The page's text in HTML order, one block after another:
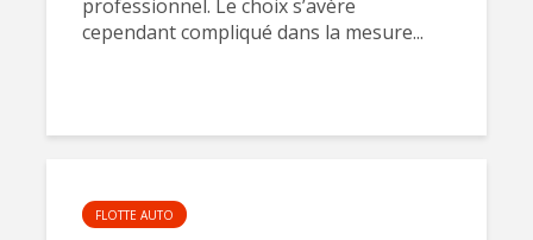
professionnel. Le choix s’avère
cependant compliqué dans la mesure...
FLOTTE AUTO